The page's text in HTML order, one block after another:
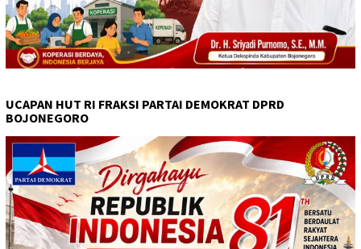
UCAPAN HUT RI FRAKSI PARTAI DEMOKRAT DPRD
BOJONEGORO